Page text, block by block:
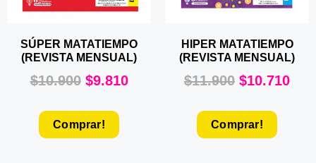
SÚPER MATATIEMPO
(REVISTA MENSUAL)
$10.900 $9.810
Comprar!
HIPER MATATIEMPO
(REVISTA MENSUAL)
$11.900 $10.710
Comprar!